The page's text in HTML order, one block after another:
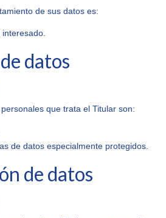
de sus datos es:
datos
que trata el Titular son:
de datos especialmente protegidos.
de datos